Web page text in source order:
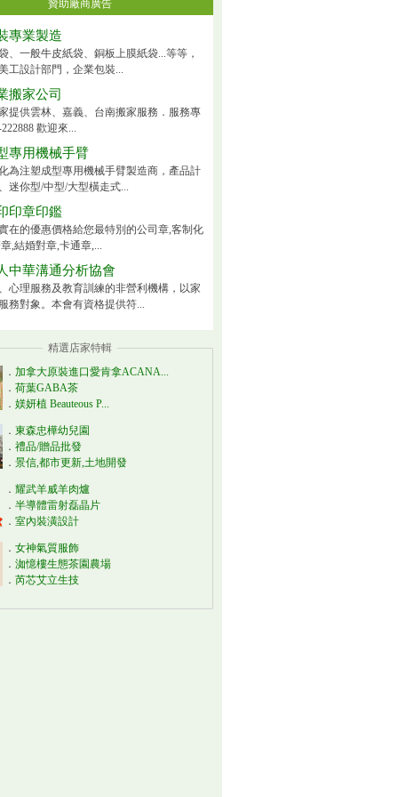
贊助廠商廣告
專業製造
、一般牛皮紙袋、銅板上膜紙袋...等等，
工設計部門，企業包裝...
搬家公司
提供雲林、嘉義、台南搬家服務．服務專
歡迎來...
專用機械手臂
為注塑成型專用機械手臂製造商，產品計
迷你型/中型/大型橫走式...
印章印鑑
在的優惠價格給您最特別的公司章,客制化
,結婚對章,卡通章,...
中華溝通分析協會
心理服務及教育訓練的非營利機構，以家
務對象。本會有資格提供符...
精選店家特輯
． 加拿大原裝進口愛肯拿ACANA...
． 荷葉GABA茶
． 媄妍植 Beauteous P...
． 東森忠樺幼兒園
． 禮品/贈品批發
． 景信,都市更新,土地開發
． 耀武羊威羊肉爐
． 半導體雷射磊晶片
． 室內裝潢設計
． 女神氣質服飾
． 洳憶樓生態茶園農場
． 芮芯艾立生技